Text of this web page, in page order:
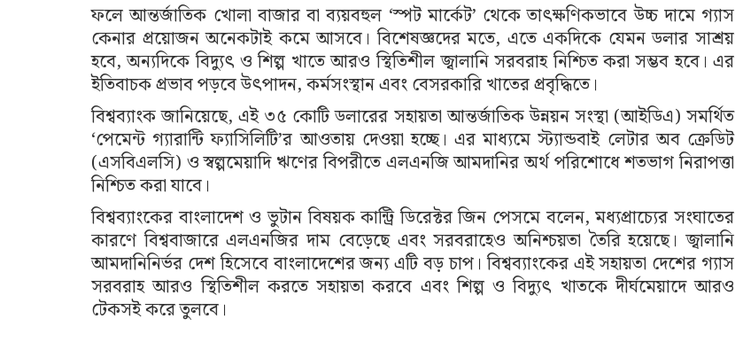
ফলে আন্তর্জাতিক খোলা বাজার বা ব্যয়বহুল ‘স্পট মার্কেট’ থেকে তাৎক্ষণিকভাবে উচ্চ দামে গ্যাস
কেনার প্রয়োজন অনেকটাই কমে আসবে। বিশেষজ্ঞদের মতে, এতে একদিকে যেমন ডলার সাশ্রয়
হবে, অন্যদিকে বিদ্যুৎ ও শিল্প খাতে আরও স্থিতিশীল জ্বালানি সরবরাহ নিশ্চিত করা সম্ভব হবে। এর
ইতিবাচক প্রভাব পড়বে উৎপাদন, কর্মসংস্থান এবং বেসরকারি খাতের প্রবৃদ্ধিতে।
বিশ্বব্যাংক জানিয়েছে, এই ৩৫ কোটি ডলারের সহায়তা আন্তর্জাতিক উন্নয়ন সংস্থা (আইডিএ) সমর্থিত
‘পেমেন্ট গ্যারান্টি ফ্যাসিলিটি’র আওতায় দেওয়া হচ্ছে। এর মাধ্যমে স্ট্যান্ডবাই লেটার অব ক্রেডিট
(এসবিএলসি) ও স্বল্পমেয়াদি ঋণের বিপরীতে এলএনজি আমদানির অর্থ পরিশোধে শতভাগ নিরাপত্তা
নিশ্চিত করা যাবে।
বিশ্বব্যাংকের বাংলাদেশ ও ভুটান বিষয়ক কান্ট্রি ডিরেক্টর জিন পেসমে বলেন, মধ্যপ্রাচ্যের সংঘাতের
কারণে বিশ্ববাজারে এলএনজির দাম বেড়েছে এবং সরবরাহেও অনিশ্চয়তা তৈরি হয়েছে। জ্বালানি
আমদানিনির্ভর দেশ হিসেবে বাংলাদেশের জন্য এটি বড় চাপ। বিশ্বব্যাংকের এই সহায়তা দেশের গ্যাস
সরবরাহ আরও স্থিতিশীল করতে সহায়তা করবে এবং শিল্প ও বিদ্যুৎ খাতকে দীর্ঘমেয়াদে আরও
টেকসই করে তুলবে।